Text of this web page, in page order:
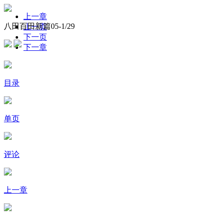
八田百田新篇05-1/29
上一章
上一页
下一页
下一章
目录
单页
评论
上一章